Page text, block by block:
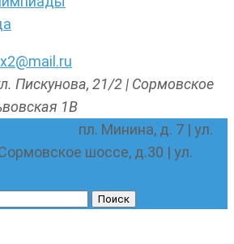
Пискунова, 21/2 | Сормовское
1В
пл. Минина, д. 7 | ул.
шоссе, д.30 | ул.